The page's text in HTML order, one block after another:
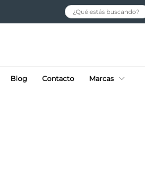
Blog Contacto Marcas